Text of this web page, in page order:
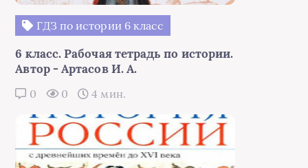
ГДЗ по истории 6 класс
6 класс. Рабочая тетрадь по истории.
Автор - Артасов И. А.
0 0 4 мин.